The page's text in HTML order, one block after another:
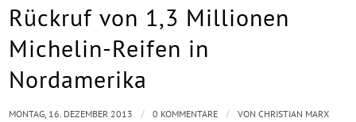
Rückruf von 1,3 Millionen
Michelin-Reifen in
Nordamerika
MONTAG, 16. DEZEMBER 2013 / 0 KOMMENTARE / VONCHRISTIAN MARX